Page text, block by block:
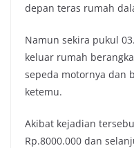
depan teras rumah
Namun sekira pukul
keluar rumah
sepeda motornya dan
ketemu.
Akibat kejadian
Rp.8000.000 dan